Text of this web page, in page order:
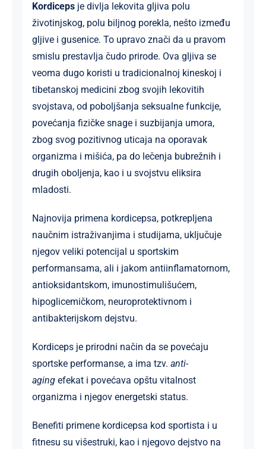
Kordicepsje divlja lekovita gljiva polu
životinjskog, polu biljnog porekla, nešto između
gljive i gusenice. To upravo znači da u pravom
smislu prestavlja čudo prirode. Ova gljiva se
veoma dugo koristi u tradicionalnoj kineskoj i
tibetanskoj medicini zbog svojih lekovitih
svojstava, od poboljšanja seksualne funkcije,
povećanja fizičke snage i suzbijanja umora,
zbog svog pozitivnog uticaja na oporavak
organizma i mišića, pa do lečenja bubrežnih i
drugih oboljenja, kao i u svojstvu eliksira
mladosti.
Najnovija primena kordicepsa, potkrepljena
naučnim istraživanjima i studijama, uključuje
njegov veliki potencijal u sportskim
performansama, ali i jakom antiinflamatornom,
antioksidantskom, imunostimulišućem,
hipoglicemičkom, neuroprotektivnom i
antibakterijskom dejstvu.
Kordiceps je prirodni način da se povećaju
sportske performanse, a ima tzv. anti-
agingefekat i povećava opštu vitalnost
organizma i njegov energetski status.
Benefiti primene kordicepsa kod sportista i u
fitnesu su višestruki, kao i njegovo dejstvo na